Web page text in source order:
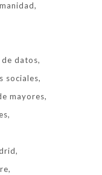
datos
sociales
mayores